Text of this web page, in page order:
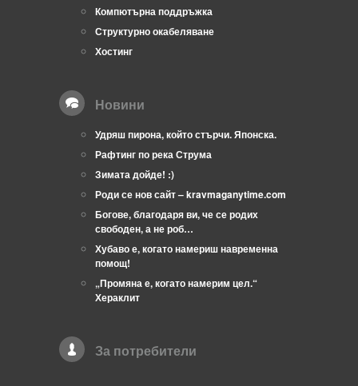
Компютърна поддръжка
Структурно окабеляване
Хостинг
Новини
Удряш пирона, който стърчи. Японска.
Рафтинг по река Струма
Зимата дойде! :)
Роди се нов сайт – kravmaganytime.com
Богове, благодаря ви, че се родих
свободен, а не роб…
Хубаво е, когато намериш навременна
помощ!
„Промяна е, когато намерим цел.“
Хераклит
За потребители